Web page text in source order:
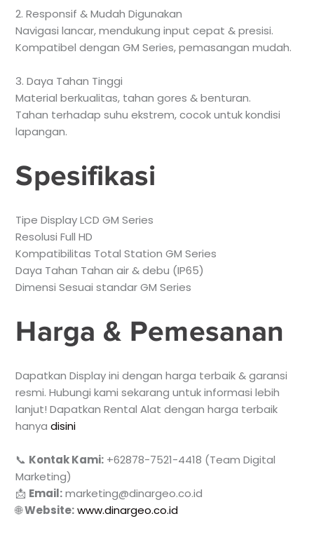
2. Responsif & Mudah Digunakan
Navigasi lancar, mendukung input cepat & presisi.
Kompatibel dengan GM Series, pemasangan mudah.
3. Daya Tahan Tinggi
Material berkualitas, tahan gores & benturan.
Tahan terhadap suhu ekstrem, cocok untuk kondisi
lapangan.
Spesifikasi
Tipe Display LCD GM Series
Resolusi Full HD
Kompatibilitas Total Station GM Series
Daya Tahan Tahan air & debu (IP65)
Dimensi Sesuai standar GM Series
Harga & Pemesanan
Dapatkan Display ini dengan harga terbaik & garansi
resmi. Hubungi kami sekarang untuk informasi lebih
lanjut! Dapatkan Rental Alat dengan harga terbaik
hanyadisini
📞 Kontak Kami: +62878-7521-4418 (Team Digital
Marketing)
📩 Email:marketing@dinargeo.co.id
🌐Website: www.dinargeo.co.id